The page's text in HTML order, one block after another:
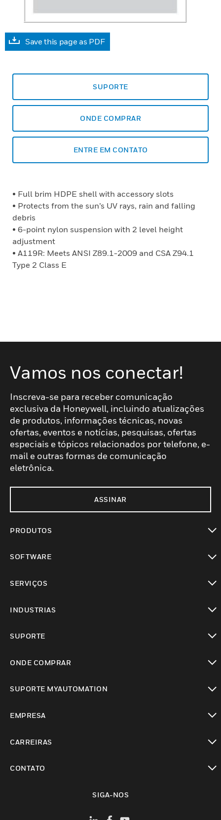
Save this page as PDF
SUPORTE
ONDE COMPRAR
ENTRE EM CONTATO
• Full brim HDPE shell with accessory slots
• Protects from the sun’s UV rays, rain and falling
debris
• 6-point nylon suspension with 2 level height
adjustment
• A119R: Meets ANSI Z89.1-2009 and CSA Z94.1
Type 2 Class E
Vamos nos conectar!
Inscreva-se para receber comunicação
exclusiva da Honeywell, incluindo atualizações
de produtos, informações técnicas, novas
ofertas, eventos e notícias, pesquisas, ofertas
especiais e tópicos relacionados por telefone, e-
mail e outras formas de comunicação
eletrônica.
ASSINAR
PRODUTOS
SOFTWARE
SERVIÇOS
INDUSTRIAS
SUPORTE
ONDE COMPRAR
SUPORTE MYAUTOMATION
EMPRESA
CARREIRAS
CONTATO
SIGA-NOS